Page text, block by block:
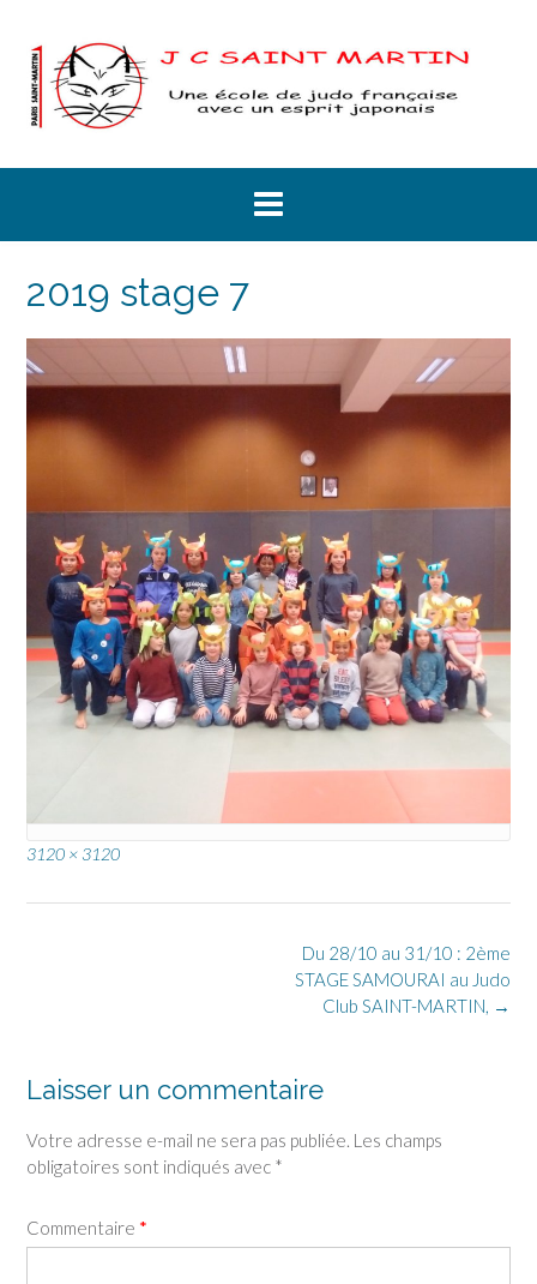
content
2019 stage 7
Full
3120 × 3120
Du 28/10 au 31/10 : 2ème
STAGE SAMOURAI au Judo
Club SAINT-MARTIN, →
Laisser un commentaire
Votre adresse e-mail ne sera pas publiée. Les champs
obligatoires sont indiqués avec *
Commentaire *